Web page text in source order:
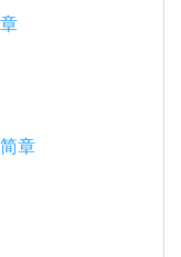
章